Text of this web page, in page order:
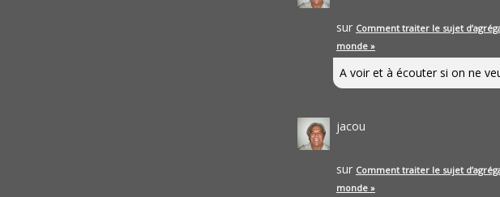
sur Comment traiter le sujet
monde »
A voir et à écouter si on ne
jacou
sur Comment traiter le sujet
monde »